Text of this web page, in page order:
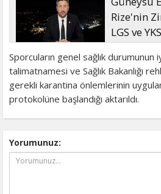
Rize'nin
LGS ve
Birinciliği
Sporcuların genel sağlık durumunun
talimatnamesi ve Sağlık Bakanlığı
gerekli karantina önlemlerinin
protokolüne başlandığı aktarıldı.
Yorumunuz: